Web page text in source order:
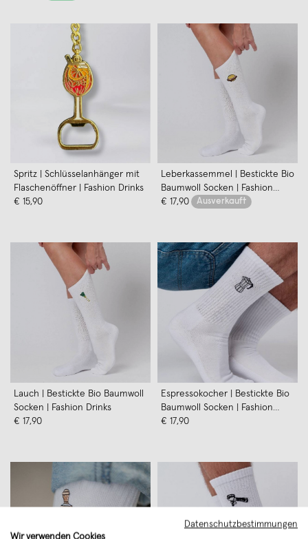
Spritz | Schlüsselanhänger mit
Flaschenöffner | Fashion Drinks
€ 15,90
Leberkassemmel | Bestickte Bio
Baumwoll Socken | Fashion
Drinks
€ 17,90 Ausverkauft
Lauch | Bestickte Bio Baumwoll
Socken | Fashion Drinks
€ 17,90
Espressokocher | Bestickte Bio
Baumwoll Socken | Fashion
Drinks
€ 17,90
Datenschutzbestimmungen
Wir verwenden Cookies